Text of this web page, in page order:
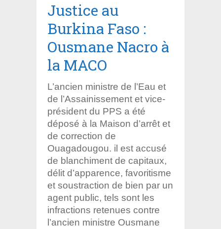
Justice au
Burkina Faso :
Ousmane Nacro à
la MACO
L’ancien ministre de l’Eau et
de l’Assainissement et vice-
président du PPS a été
déposé à la Maison d’arrêt et
de correction de
Ouagadougou. il est accusé
de blanchiment de capitaux,
délit d’apparence, favoritisme
et soustraction de bien par un
agent public, tels sont les
infractions retenues contre
l’ancien ministre Ousmane